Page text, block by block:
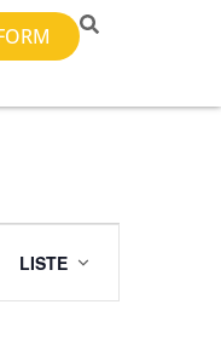
Ansichten-
LISTE